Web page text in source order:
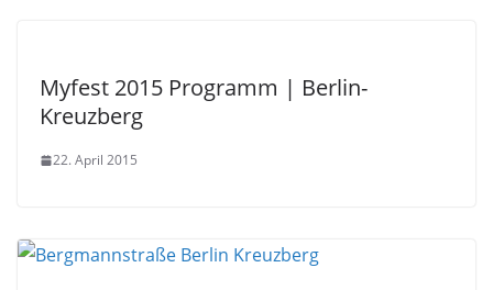
Myfest 2015 Programm | Berlin-
Kreuzberg
22. April 2015